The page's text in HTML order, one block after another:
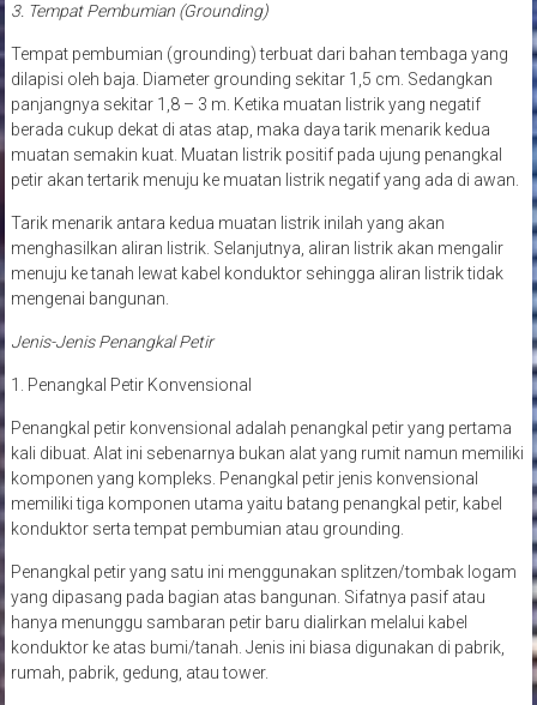
3. Tempat Pembumian (Grounding)
Tempat pembumian (grounding) terbuat dari bahan tembaga yang
dilapisi oleh baja. Diameter grounding sekitar 1,5 cm. Sedangkan
panjangnya sekitar 1,8 – 3 m. Ketika muatan listrik yang negatif
berada cukup dekat di atas atap, maka daya tarik menarik kedua
muatan semakin kuat. Muatan listrik positif pada ujung penangkal
petir akan tertarik menuju ke muatan listrik negatif yang ada di awan.
Tarik menarik antara kedua muatan listrik inilah yang akan
menghasilkan aliran listrik. Selanjutnya, aliran listrik akan mengalir
menuju ke tanah lewat kabel konduktor sehingga aliran listrik tidak
mengenai bangunan.
Jenis-Jenis Penangkal Petir
1. Penangkal Petir Konvensional
Penangkal petir konvensional adalah penangkal petir yang pertama
kali dibuat. Alat ini sebenarnya bukan alat yang rumit namun memiliki
komponen yang kompleks. Penangkal petir jenis konvensional
memiliki tiga komponen utama yaitu batang penangkal petir, kabel
konduktor serta tempat pembumian atau grounding.
Penangkal petir yang satu ini menggunakan splitzen/tombak logam
yang dipasang pada bagian atas bangunan. Sifatnya pasif atau
hanya menunggu sambaran petir baru dialirkan melalui kabel
konduktor ke atas bumi/tanah. Jenis ini biasa digunakan di pabrik,
rumah, pabrik, gedung, atau tower.